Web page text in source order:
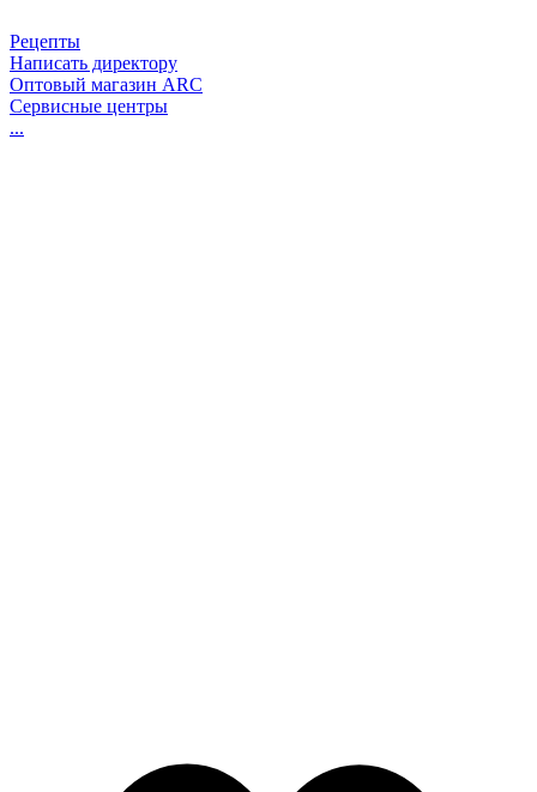
Рецепты
Написать директору
Оптовый магазин ARC
Сервисные центры
...